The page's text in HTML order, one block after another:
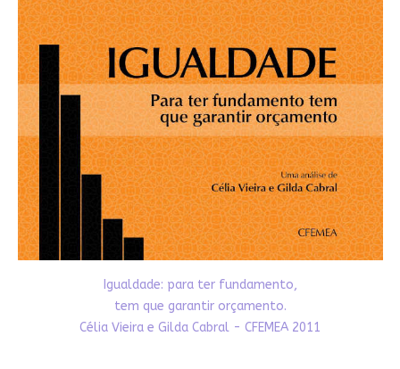
Igualdade: para ter fundamento,
tem que garantir orçamento.
Célia Vieira e Gilda Cabral - CFEMEA 2011